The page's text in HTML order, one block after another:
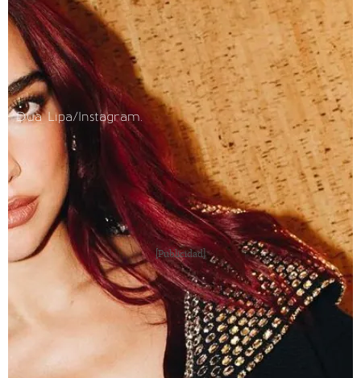
Dua Lipa/Instagram.
[Publicidad]